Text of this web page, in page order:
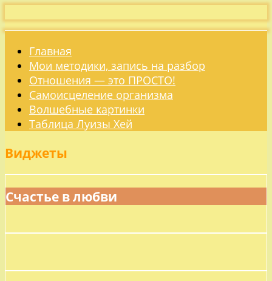
Главная
Мои методики, запись на разбор
Отношения — это ПРОСТО!
Самоисцеление организма
Волшебные картинки
Таблица Луизы Хей
Виджеты
Счастье в любви